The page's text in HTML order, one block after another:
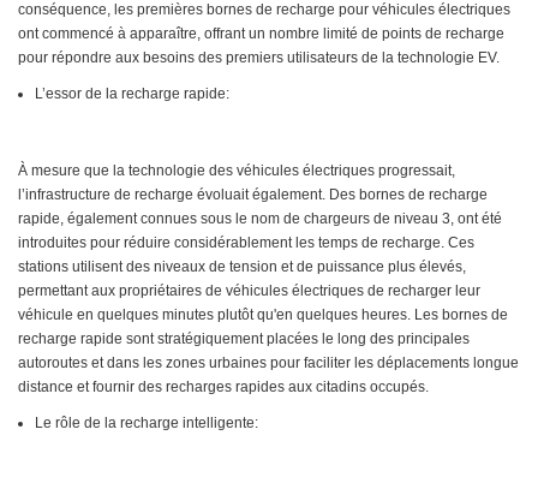
conséquence, les premières bornes de recharge pour véhicules électriques
ont commencé à apparaître, offrant un nombre limité de points de recharge
pour répondre aux besoins des premiers utilisateurs de la technologie EV.
L’essor de la recharge rapide:
À mesure que la technologie des véhicules électriques progressait,
l’infrastructure de recharge évoluait également. Des bornes de recharge
rapide, également connues sous le nom de chargeurs de niveau 3, ont été
introduites pour réduire considérablement les temps de recharge. Ces
stations utilisent des niveaux de tension et de puissance plus élevés,
permettant aux propriétaires de véhicules électriques de recharger leur
véhicule en quelques minutes plutôt qu'en quelques heures. Les bornes de
recharge rapide sont stratégiquement placées le long des principales
autoroutes et dans les zones urbaines pour faciliter les déplacements longue
distance et fournir des recharges rapides aux citadins occupés.
Le rôle de la recharge intelligente: